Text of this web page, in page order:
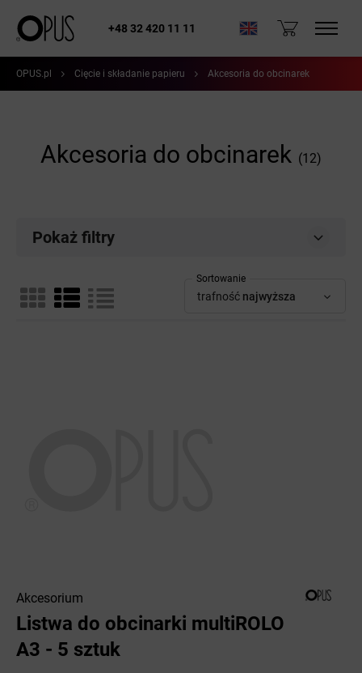
+48 32 420 11 11
OPUS.pl Cięcie i składanie papieru Akcesoria do obcinarek
Akcesoria do obcinarek (12)
Pokaż filtry
Sortowanie
trafność najwyższa
Akcesorium
Listwa do obcinarki multiROLO
A3 - 5 sztuk